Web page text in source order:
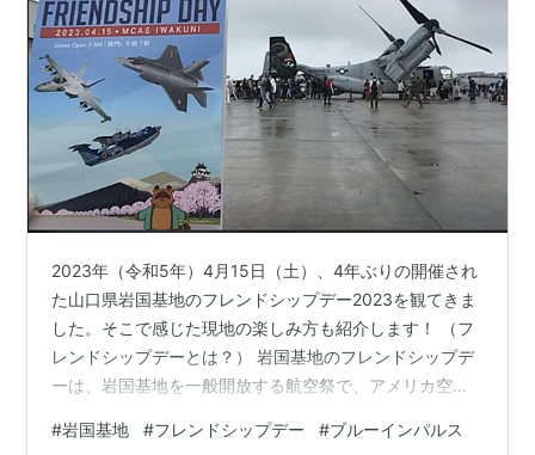
2023年（令和5年）4月15日（土）、4年ぶりの開催され
た山口県岩国基地のフレンドシップデー2023を観てきま
した。そこで感じた現地の楽しみ方も紹介します！ （フ
レンドシップデーとは？） 岩国基地のフレンドシップデ
ーは、岩国基地を一般開放する航空祭で、アメリカ空・
などの展示やデモンストレーションが行われます。この
#岩国基地 #フレンドシップデー #ブルーインパルス